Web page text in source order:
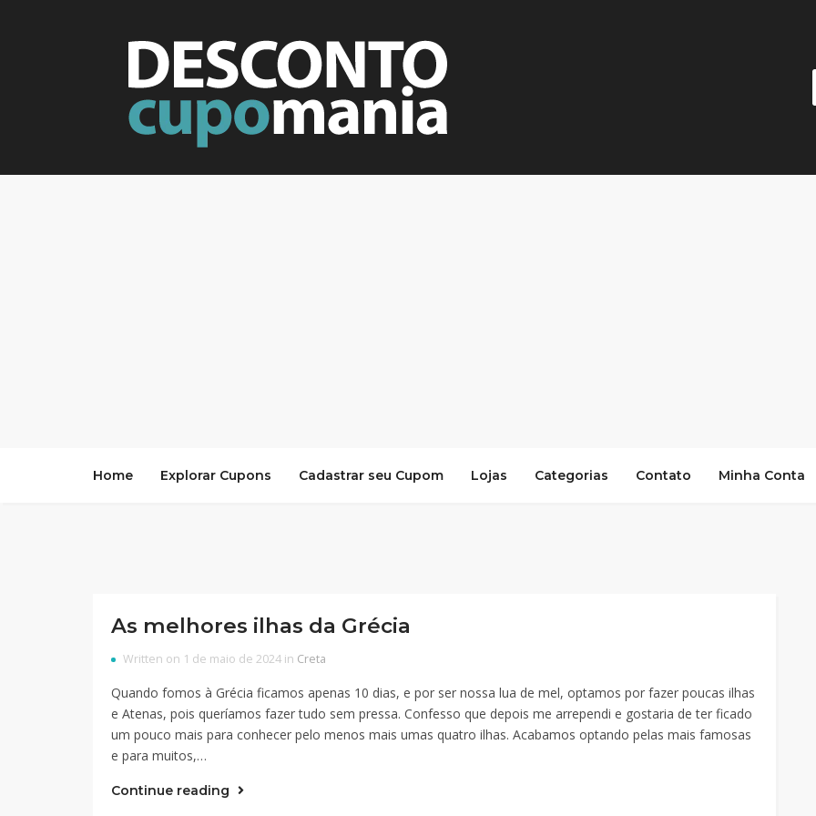
Home Explorar Cupons Cadastrar seu Cupom Lojas Categorias Contato Minha Conta
As melhores ilhas da Grécia
Written on 1 de maio de 2024 in Creta
Quando fomos à Grécia ficamos apenas 10 dias, e por ser nossa lua de mel, optamos por fazer poucas ilhas
e Atenas, pois queríamos fazer tudo sem pressa. Confesso que depois me arrependi e gostaria de ter ficado
um pouco mais para conhecer pelo menos mais umas quatro ilhas. Acabamos optando pelas mais famosas
e para muitos,…
Continue reading